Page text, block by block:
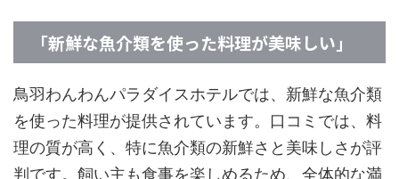
「新鮮な魚介類を使った料理が美味しい」
鳥羽わんわんパラダイスホテルでは、新鮮な魚介類
を使った料理が提供されています。口コミでは、料
理の質が高く、特に魚介類の新鮮さと美味しさが評
判です。飼い主も食事を楽しめるため、全体的な満